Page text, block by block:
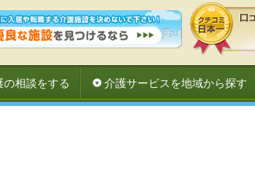
の相談をする 介護サービスを地域から探す